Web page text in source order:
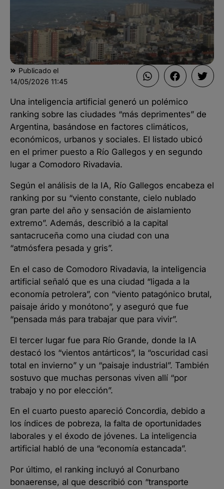
Publicado el
14/05/2026 11:45
Una inteligencia artificial generó un polémico
ranking sobre las ciudades “más deprimentes” de
Argentina, basándose en factores climáticos,
económicos, urbanos y sociales. El listado ubicó
en el primer puesto a Río Gallegos y en segundo
lugar a Comodoro Rivadavia.
Según el análisis de la IA, Río Gallegos encabeza el
ranking por su “viento constante, cielo nublado
gran parte del año y sensación de aislamiento
extremo”. Además, describió a la capital
santacruceña como una ciudad con una
“atmósfera pesada y gris”.
En el caso de Comodoro Rivadavia, la inteligencia
artificial señaló que es una ciudad “ligada a la
economía petrolera”, con “viento patagónico brutal,
paisaje árido y monótono”, y aseguró que fue
“pensada más para trabajar que para vivir”.
El tercer lugar fue para Río Grande, donde la IA
destacó los “vientos antárticos”, la “oscuridad casi
total en invierno” y un “paisaje industrial”. También
sostuvo que muchas personas viven allí “por
trabajo y no por elección”.
En el cuarto puesto apareció Concordia, debido a
los índices de pobreza, la falta de oportunidades
laborales y el éxodo de jóvenes. La inteligencia
artificial habló de una “economía estancada”.
Por último, el ranking incluyó al Conurbano
bonaerense, al que describió con “transporte